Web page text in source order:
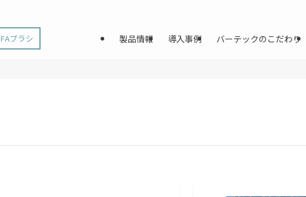
FAブラシ 製品情報 導入事例 バーテックのこだわり